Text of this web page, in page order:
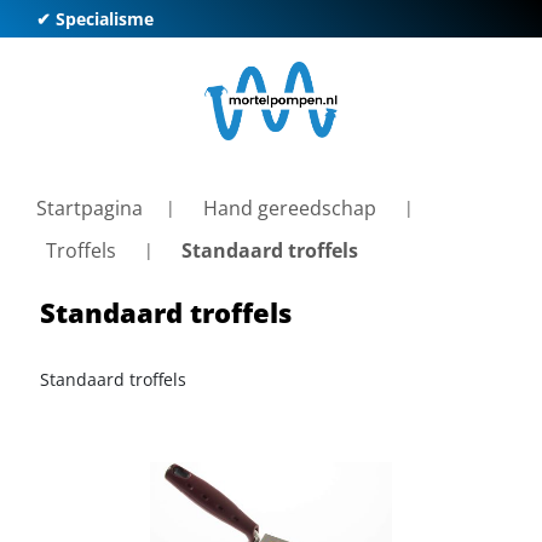
✔ Specialisme
Startpagina
Hand gereedschap
Troffels
Standaard troffels
Standaard troffels
Standaard troffels